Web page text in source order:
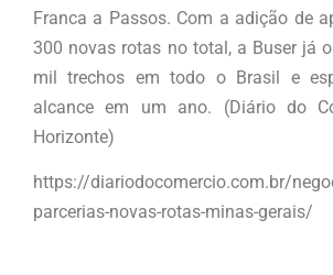
Franca a Passos. Com a adição de
300 novas rotas no total, a Buser já
mil trechos em todo o Brasil e
alcance em um ano. (Diário do
Horizonte)
https://diariodocomercio.com.br/
parcerias-novas-rotas-minas-gerais/